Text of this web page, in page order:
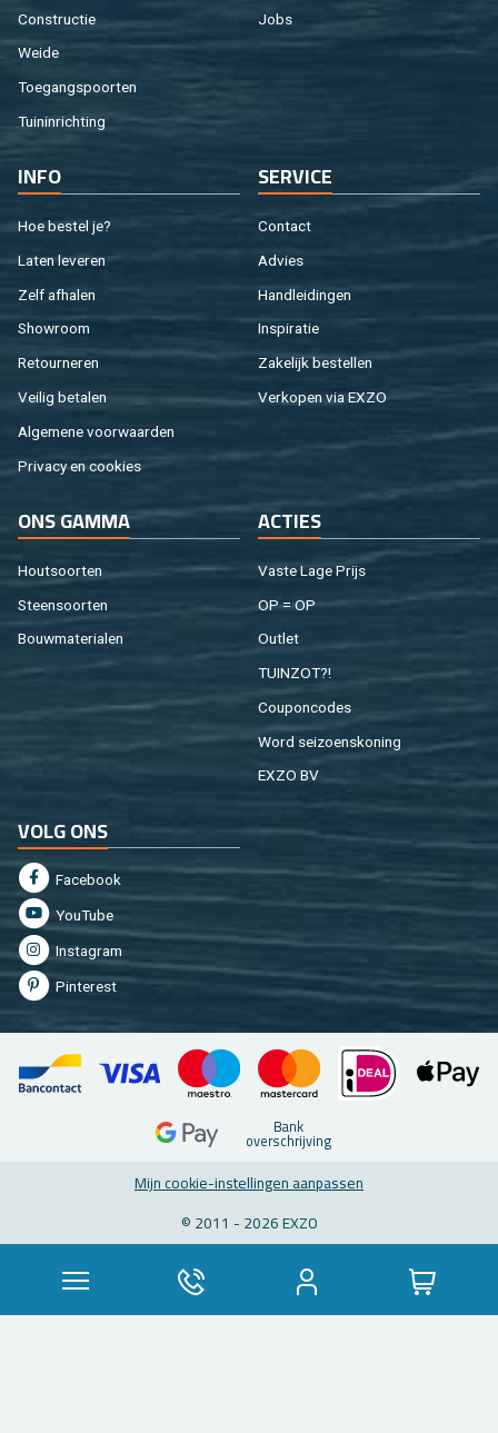
Con­struc­tie
Weide
Toe­gangs­poor­ten
Tuin­in­rich­ting
Jobs
INFO
Hoe be­stel je?
Laten le­ve­ren
Zelf af­ha­len
Show­room
Re­tour­ne­ren
Vei­lig be­ta­len
Al­ge­me­ne voor­waar­den
Pri­va­cy en coo­kies
SER­VI­CE
Con­tact
Ad­vies
Hand­lei­din­gen
In­spi­ra­tie
Za­ke­lijk be­stel­len
Ver­ko­pen via EXZO
ONS GAMMA
Hout­soor­ten
Steen­soor­ten
Bouw­ma­te­ri­a­len
AC­TIES
Vaste Lage Prijs
OP = OP
Out­let
TUIN­ZOT?!
Cou­pon­co­des
Word sei­zoens­ko­ning
EXZO BV
VOLG ONS
Fa­cebook
You­Tu­be
In­st­agram
Pin­te­rest
Bank
over­schrij­ving
Mijn coo­kie-in­stel­lin­gen aan­pas­sen
© 2011 - 2026 EXZO